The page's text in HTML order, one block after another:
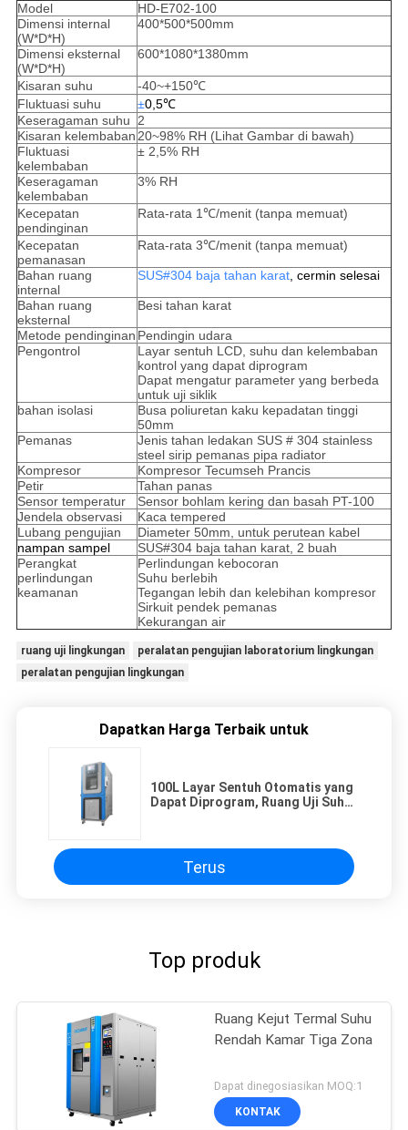
Model
HD-E702-100
Dimensi internal
(W*D*H)
400*500*500mm
Dimensi eksternal
(W*D*H)
600*1080*1380mm
Kisaran suhu
-40~+150℃
Fluktuasi suhu
±0,5℃
Keseragaman suhu 2
Kisaran kelembaban20~98% RH (Lihat Gambar di bawah)
Fluktuasi
kelembaban
± 2,5% RH
Keseragaman
kelembaban
3% RH
Kecepatan
pendinginan
Rata-rata 1℃/menit (tanpa memuat)
Kecepatan
pemanasan
Rata-rata 3℃/menit (tanpa memuat)
Bahan ruang
internal
SUS#304 baja tahan karat, cermin selesai
Bahan ruang
eksternal
Besi tahan karat
Metode pendinginan Pendingin udara
Pengontrol
Layar sentuh LCD, suhu dan kelembaban
kontrol yang dapat diprogram
Dapat mengatur parameter yang berbeda
untuk uji siklik
bahan isolasi
Busa poliuretan kaku kepadatan tinggi
50mm
Pemanas
Jenis tahan ledakan SUS # 304 stainless
steel sirip pemanas pipa radiator
Kompresor
Kompresor Tecumseh Prancis
Petir
Tahan panas
Sensor temperatur
Sensor bohlam kering dan basah PT-100
Jendela observasi
Kaca tempered
Lubang pengujian
Diameter 50mm, untuk perutean kabel
nampan sampel
SUS#304 baja tahan karat, 2 buah
Perangkat
perlindungan
keamanan
Perlindungan kebocoran
Suhu berlebih
Tegangan lebih dan kelebihan kompresor
Sirkuit pendek pemanas
Kekurangan air
ruang uji lingkungan
peralatan pengujian laboratorium lingkungan
peralatan pengujian lingkungan
Dapatkan Harga Terbaik untuk
100L Layar Sentuh Otomatis yang
Dapat Diprogram, Ruang Uji Suhu
Terus
Top produk
Ruang Kejut Termal Suhu
Rendah Kamar Tiga Zona
Dapat dinegosiasikan MOQ:1
KONTAK